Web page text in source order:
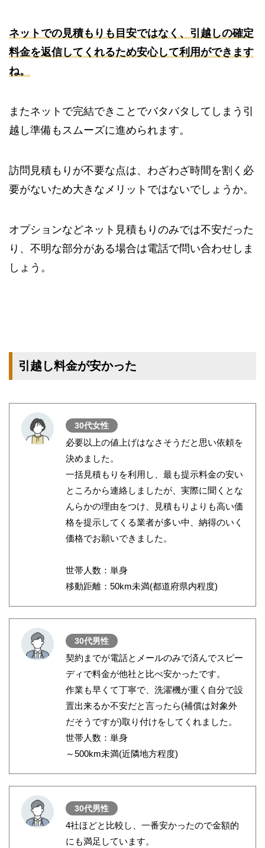
ネットでの見積もりも目安ではなく、引越しの確定
料金を返信してくれるため安心して利用ができます
ね。
またネットで完結できことでバタバタしてしまう引
越し準備もスムーズに進められます。
訪問見積もりが不要な点は、わざわざ時間を割く必
要がないため大きなメリットではないでしょうか。
オプションなどネット見積もりのみでは不安だった
り、不明な部分がある場合は電話で問い合わせしま
しょう。
引越し料金が安かった
30代女性
必要以上の値上げはなさそうだと思い依頼を
決めました。
一括見積もりを利用し、最も提示料金の安い
ところから連絡しましたが、実際に聞くとな
んらかの理由をつけ、見積もりよりも高い価
格を提示してくる業者が多い中、納得のいく
価格でお願いできました。
世帯人数：単身
移動距離：50km未満(都道府県内程度)
30代男性
契約までが電話とメールのみで済んでスピー
ディで料金が他社と比べ安かったです。
作業も早くて丁寧で、洗濯機が重く自分で設
置出来るか不安だと言ったら(補償は対象外
だそうですが)取り付けをしてくれました。
世帯人数：単身
～500km未満(近隣地方程度)
30代男性
4社ほどと比較し、一番安かったので金額的
にも満足しています。